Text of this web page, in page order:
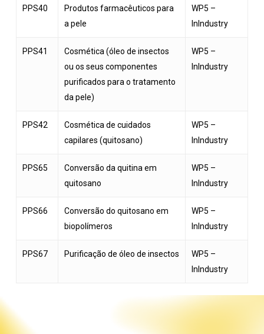
PPS40
Produtos farmacêuticos para
a pele
WP5 –
InIndustry
PPS41
Cosmética (óleo de insectos
ou os seus componentes
purificados para o tratamento
da pele)
WP5 –
InIndustry
PPS42
Cosmética de cuidados
capilares (quitosano)
WP5 –
InIndustry
PPS65
Conversão da quitina em
quitosano
WP5 –
InIndustry
PPS66
Conversão do quitosano em
biopolímeros
WP5 –
InIndustry
PPS67 Purificação de óleo de insectos
WP5 –
InIndustry